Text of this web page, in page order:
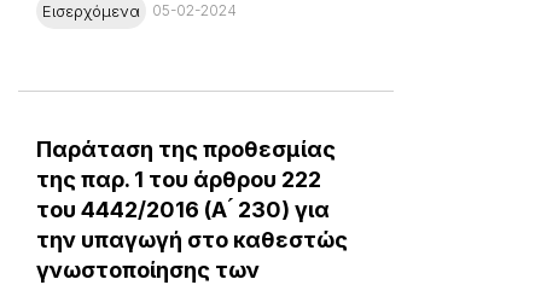
Εισερχόμενα 05-02-2024
Παράταση της προθεσμίας
της παρ. 1 του άρθρου 222
του 4442/2016 (Α ́ 230) για
την υπαγωγή στο καθεστώς
γνωστοποίησης των